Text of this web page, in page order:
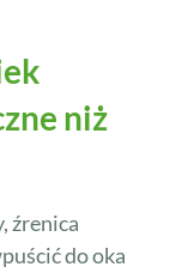
niż
źrenica
do oka